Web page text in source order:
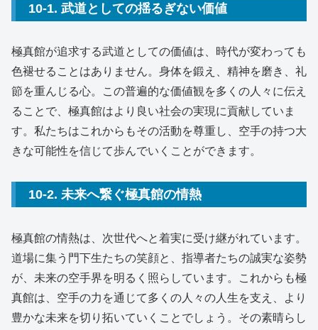
10-1. 武道としての揺るぎない価値
極真館が追求する武道としての価値は、時代が変わっても
色褪せることはありません。身体を鍛え、精神を磨き、礼
節を重んじる心。この普遍的な価値観を多くの人々に伝え
ることで、極真館はより良い社会の実現に貢献していま
す。私たちはこれからもその活動を尊重し、空手の持つ大
きな可能性を信じて歩んでいくことができます。
10-2. 未来へ繋ぐ極真館の情熱
極真館の情熱は、次世代へと着実に受け継がれています。
道場に集う門下生たちの笑顔と、指導者たちの誠実な姿勢
が、未来の空手界を明るく照らしています。これからも極
真館は、空手の力を通じて多くの人々の人生を支え、より
豊かな未来を切り拓いていくことでしょう。その素晴らし